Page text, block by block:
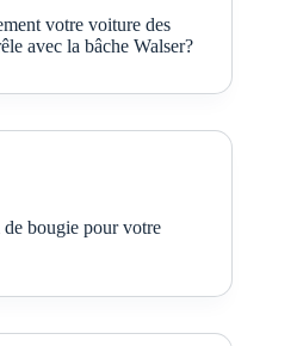
votre voiture des
avec la bâche Walser?
bougie pour votre